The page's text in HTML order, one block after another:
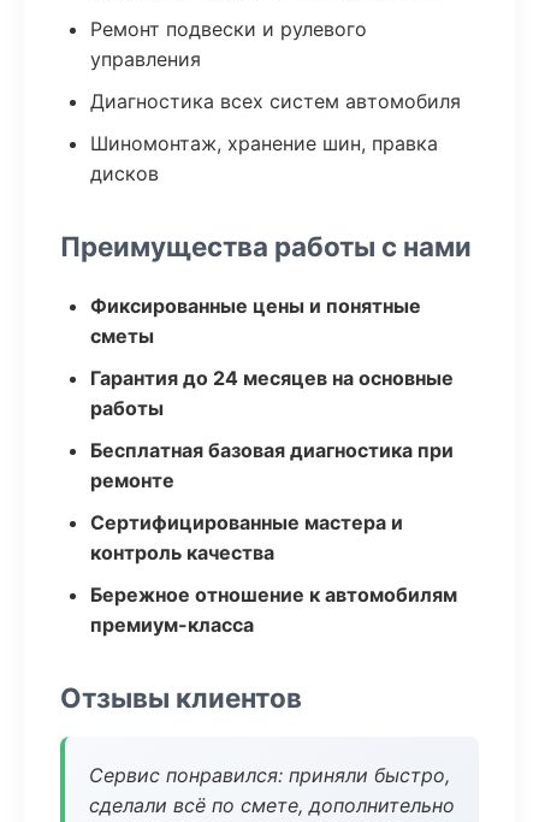
Ремонт подвески и рулевого
управления
Диагностика всех систем автомобиля
Шиномонтаж, хранение шин, правка
дисков
Преимущества работы с нами
Фиксированные цены и понятные
сметы
Гарантия до 24 месяцев на основные
работы
Бесплатная базовая диагностика при
ремонте
Сертифицированные мастера и
контроль качества
Бережное отношение к автомобилям
премиум-класса
Отзывы клиентов
Сервис понравился: приняли быстро,
сделали всё по смете, дополнительно